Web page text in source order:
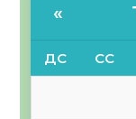
«
ДС СС